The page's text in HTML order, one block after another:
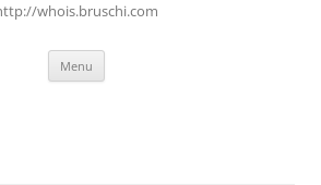
whois.bruschi.com
Menu